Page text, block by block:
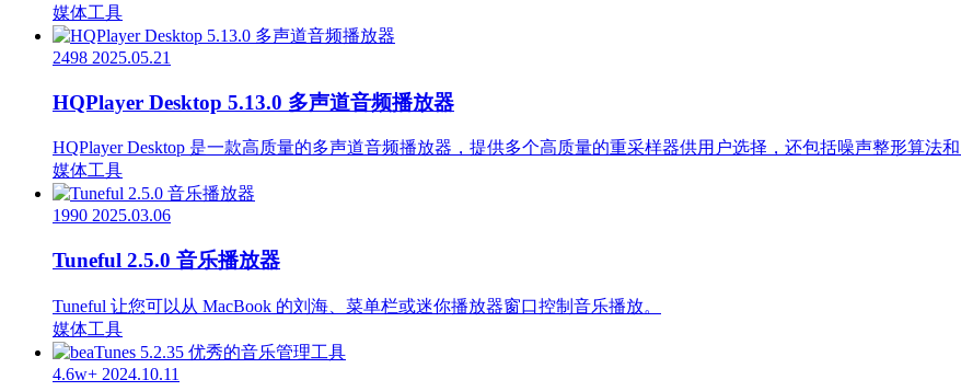
媒体工具
2498 2025.05.21
HQPlayer Desktop 5.13.0 多声道音频播放器
HQPlayer Desktop 是一款高质量的多声道音频播放器，提供多个高质量的重采样器供用户选择，还包括噪声整形算法和
媒体工具
1990 2025.03.06
Tuneful 2.5.0 音乐播放器
Tuneful 让您可以从 MacBook 的刘海、菜单栏或迷你播放器窗口控制音乐播放。
媒体工具
4.6w+ 2024.10.11